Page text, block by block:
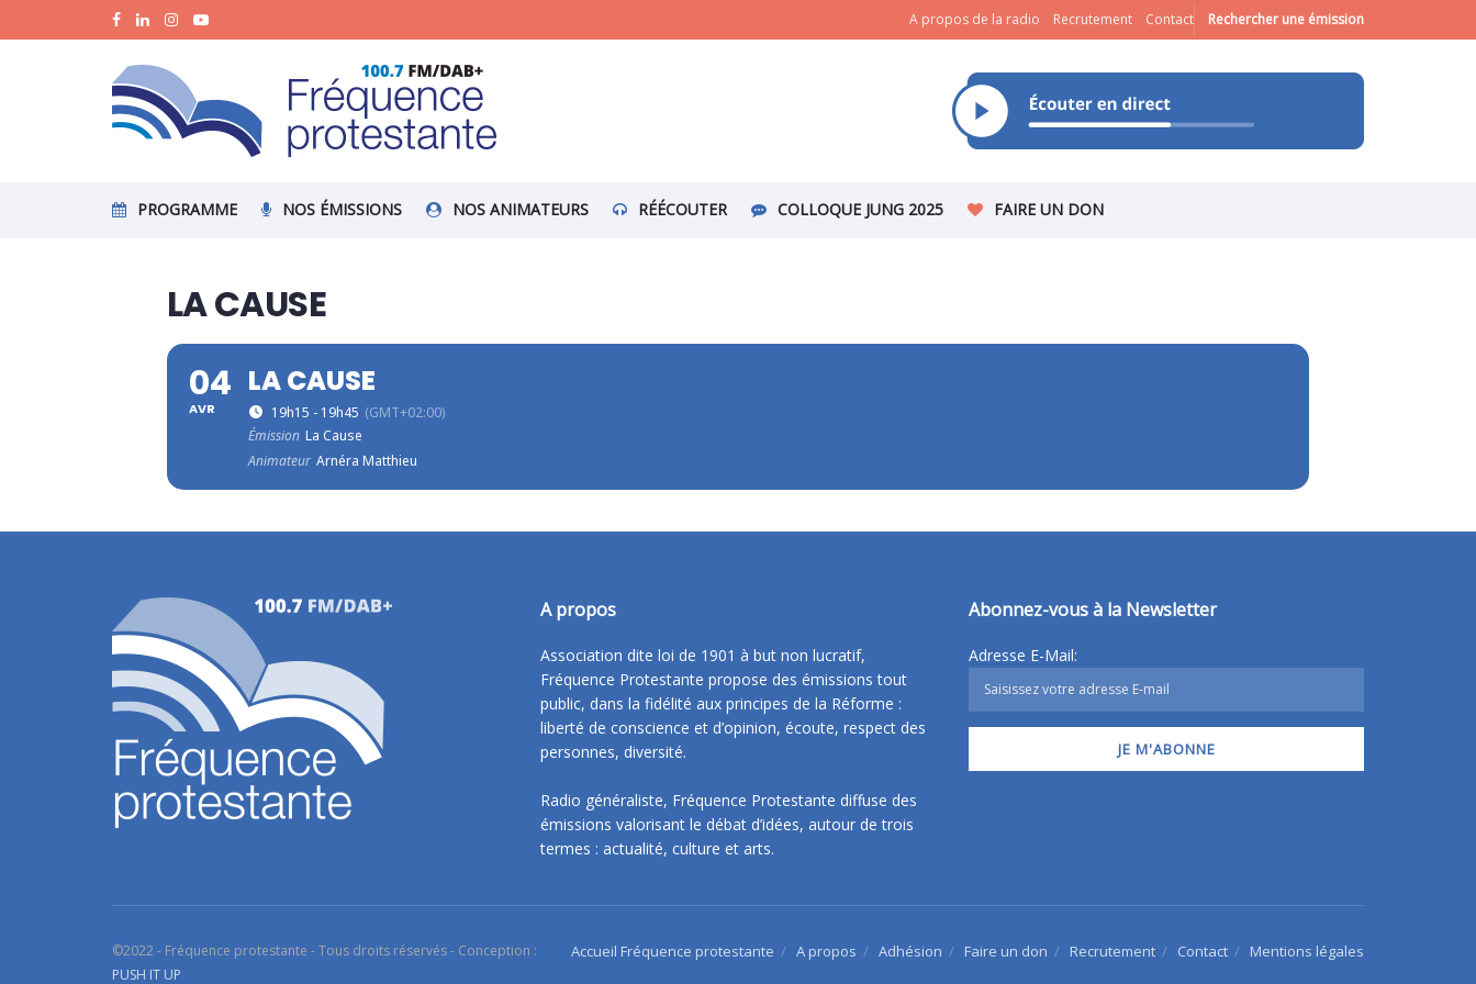
A propos de la radio Recrutement Contact Rechercher une émission
PROGRAMME NOS ÉMISSIONS NOS ANIMATEURS RÉÉCOUTER COLLOQUE JUNG 2025 FAIRE UN DON
LA CAUSE
04
AVR
LA CAUSE
19h15 - 19h45 (GMT+02:00)
Émission La Cause
Animateur Arnéra Matthieu
A propos
Association dite loi de 1901 à but non lucratif,
Fréquence Protestante propose des émissions tout
public, dans la fidélité aux principes de la Réforme :
liberté de conscience et d’opinion, écoute, respect des
personnes, diversité.
Radio généraliste, Fréquence Protestante diffuse des
émissions valorisant le débat d’idées, autour de trois
termes : actualité, culture et arts.
Abonnez-vous à la Newsletter
Adresse E-Mail:
Accueil Fréquence protestante A propos Adhésion Faire un don Recrutement Contact Mentions légales
©2022 - Fréquence protestante - Tous droits réservés - Conception :
PUSH IT UP